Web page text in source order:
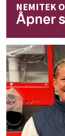
NEMITEK
Åpner